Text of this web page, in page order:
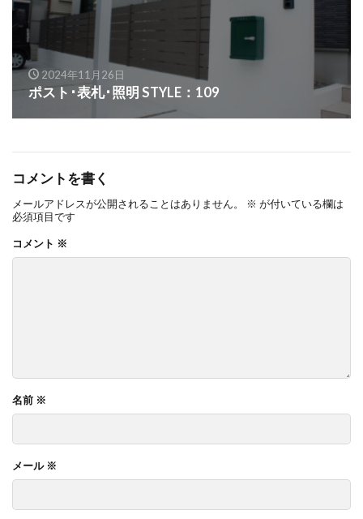
2024年11月26日
ポスト･表札･照明 STYLE：109
コメントを書く
メールアドレスが公開されることはありません。 ※ が付いている欄は
必須項目です
コメント ※
名前 ※
メール ※
OnlyOne ネットペブル
OnlyOne ノイエキューブ
OnlyOne パーサスネオ
OnlyOne ピース カラフル
OnlyOne フォレストヒルズガーデンライト
OnlyOne フォレストヒルズネームプレート
OnlyOne ブリックスネーム
OnlyOne ベルダ
OnlyOne ポストカバー
OnlyOne モデルノ プラスエフ
OnlyOne モデルノX ライン
TM9
YKK ヴェクター
YKK エクステリアポスト T11型
YKK エフルージュ FIRST